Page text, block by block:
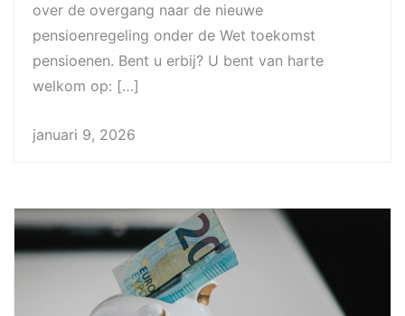
over de overgang naar de nieuwe
pensioenregeling onder de Wet toekomst
pensioenen. Bent u erbij? U bent van harte
welkom op: […]
januari 9, 2026